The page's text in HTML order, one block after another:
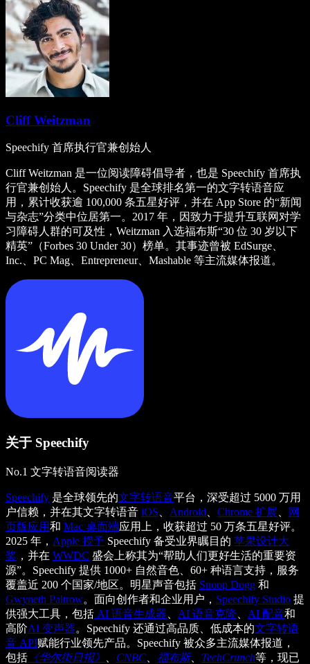
Cliff Weitzman
Speechify 首席执行官兼创始人
Cliff Weitzman 是一位阅读障碍倡导者，也是 Speechify 首席执
行官兼创始人。Speechify 是全球排名第一的文字转语音应
用，累计收获逾 100,000 条五星好评，并在 App Store 的“新闻
与杂志”分类中位居第一。2017 年，因致力于提升互联网对学
习障碍人群的可及性，Weitzman 入选福布斯“30 位 30 岁以下
精英”（Forbes 30 Under 30）榜单。其事迹曾被 EdSurge、
Inc.、PC Mag、Entrepreneur、Mashable 等主流媒体报道。
关于 Speechify
No.1 文字转语音阅读器
Speechify 是全球领先的文字转语音平台，深受超过 5000 万用
户信赖，并在其文字转语音 iOS Android Chrome 扩展
网
页版应用和 Mac 桌面端应用上，收获超过 50 万条五星好评。
2025 年， Apple 授予 Speechify 备受业界瞩目的 苹果设计大
奖 ，并在 WWDC 盛会上称其为“帮助人们更好生活的重要资
源”。Speechify 提供 1000+ 自然音色、60+ 种语言支持，服务
覆盖近 200 个国家/地区。明星声音包括 Snoop Dogg 和
Gwyneth Paltrow。面向创作者和企业用户， Speechify Studio 提
供强大工具，包括 AI 语音生成器 AI 语音克隆 AI 配音和
高阶AI 变声器。Speechify 还通过高品质、低成本的文字转语
音 API赋能行业领先产品。Speechify 被众多主流媒体报道，
包括 《华尔街日报》 CNBC 福布斯、 TechCrunch等，现已